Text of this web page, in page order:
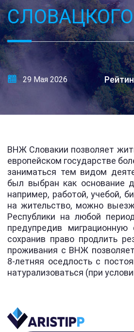
29 Мая 2026
ВНЖ Словакии позволяет
европейском государстве
заниматься тем видом
был выбран как основание
например, работой, учебой,
на жительство, можно
Республики на любой
предупредив
сохранив право продлить
проживания с ВНЖ
8-летняя оседлость с
натурализоваться (при